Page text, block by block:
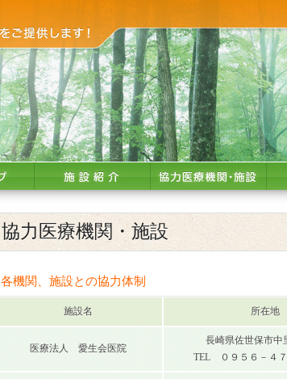
協力医療機関・施設
各機関、施設との協力体制
施設名 所在地
医療法人 愛生会医院
長崎県佐世保市中
TEL ０９５６－４